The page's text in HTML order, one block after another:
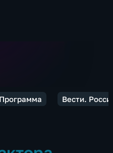
Программа Вести.